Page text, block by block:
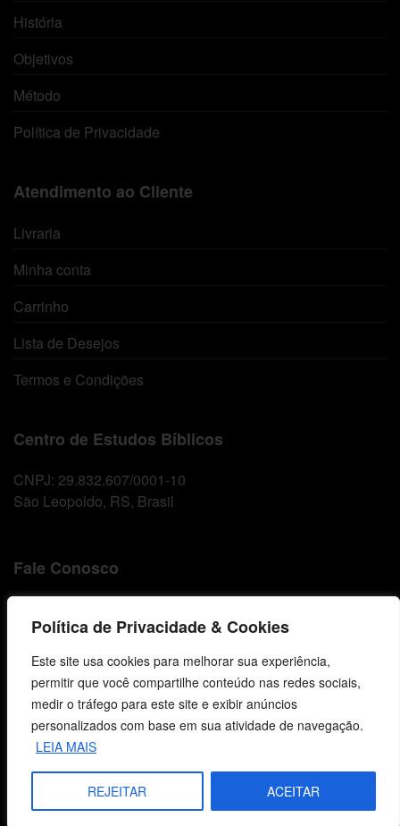
Política de Privacidade & Cookies
Este site usa cookies para melhorar sua experiência,
permitir que você compartilhe conteúdo nas redes sociais,
medir o tráfego para este site e exibir anúncios
personalizados com base em sua atividade de navegação.
LEIA MAIS
REJEITAR ACEITAR
História
Objetivos
Método
Política de Privacidade
Atendimento ao Cliente
Livraria
Minha conta
Carrinho
Lista de Desejos
Termos e Condições
Centro de Estudos Bíblicos
CNPJ: 29.832.607/0001-10
São Leopoldo, RS, Brasil
Fale Conosco
vendas@cebi.org.br
comunicacao@cebi.org.br
WhatsApp / Vendas
+55 (51) 99734-4518
WhatsApp / Comunicação
+55 (51) 99799-3041